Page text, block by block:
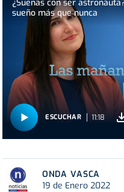
¿Sueñas con ser
sueño más que nunca
ESCUCHAR 11:18
ONDA VASCA
19 de Enero 2022